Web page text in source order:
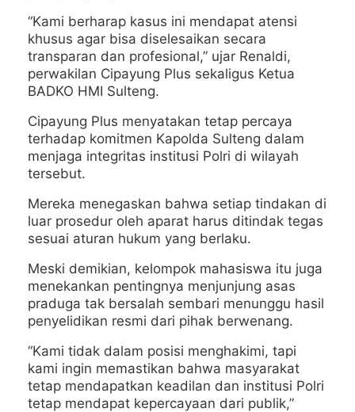
“Kami berharap kasus ini mendapat atensi
khusus agar bisa diselesaikan secara
transparan dan profesional,” ujar Renaldi,
perwakilan Cipayung Plus sekaligus Ketua
BADKO HMI Sulteng.
Cipayung Plus menyatakan tetap percaya
terhadap komitmen Kapolda Sulteng dalam
menjaga integritas institusi Polri di wilayah
tersebut.
Mereka menegaskan bahwa setiap tindakan di
luar prosedur oleh aparat harus ditindak tegas
sesuai aturan hukum yang berlaku.
Meski demikian, kelompok mahasiswa itu juga
menekankan pentingnya menjunjung asas
praduga tak bersalah sembari menunggu hasil
penyelidikan resmi dari pihak berwenang.
“Kami tidak dalam posisi menghakimi, tapi
kami ingin memastikan bahwa masyarakat
tetap mendapatkan keadilan dan institusi Polri
tetap mendapat kepercayaan dari publik,”